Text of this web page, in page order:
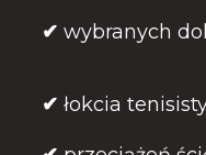
✔ wybranych
✔ łokcia